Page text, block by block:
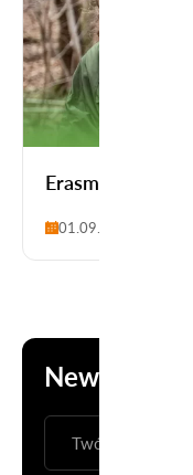
Erasmus+
01.09.2024-
Newsletter